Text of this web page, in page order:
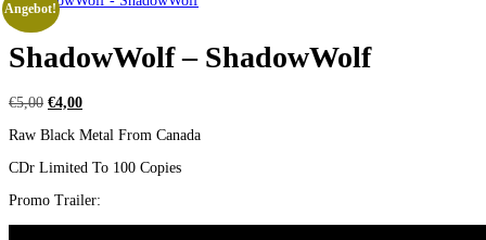
Angebot!
ShadowWolf – ShadowWolf
€5,00 Ursprünglicher
war:
€4,00Aktueller
ist:
Raw Black Metal From Canada
CDr Limited To 100 Copies
Promo Trailer: